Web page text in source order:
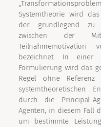
Systemtheorie wird
der grundlegend zu
zwischen der
Teilnahmemotivation
bezeichnet. In einer
Formulierung wird das
Regel ohne
systemtheoretischen
durch die Principal-
Agenten, in diesem Fall
um bestimmte